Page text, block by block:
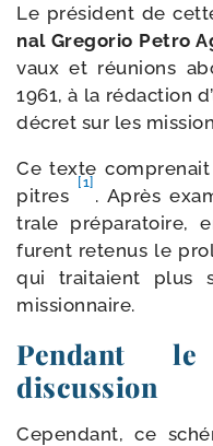
Le pré­sident de
nal Gregorio Petro
vaux et réunions
1961, à la rédac­tion
décret sur les
Ce texte
pitres
[1]
. Après
trale pré­pa­ra­toire,
furent rete­nus le
qui trai­taient plus
missionnaire.
Pendant
discussion
Cependant, ce